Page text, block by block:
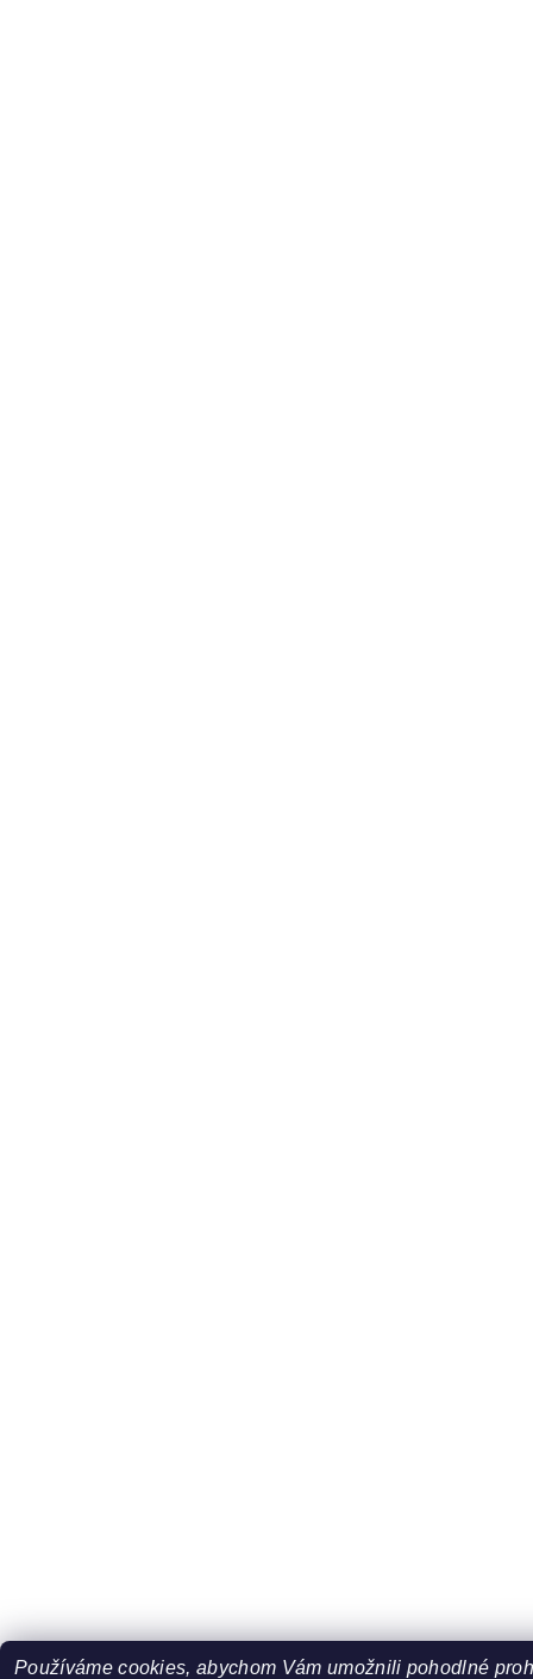
Používáme cookies, abychom Vám umožnili pohodlné